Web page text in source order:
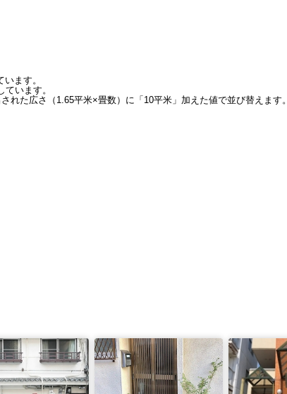
ます。
います。
た広さ（1.65平米×畳数）に「10平米」加えた値で並び替えます。